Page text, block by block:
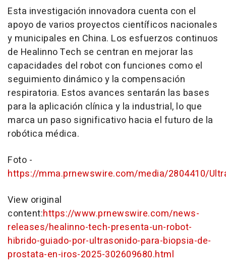
Esta investigación innovadora cuenta con el
apoyo de varios proyectos científicos nacionales
y municipales en China. Los esfuerzos continuos
de Healinno Tech se centran en mejorar las
capacidades del robot con funciones como el
seguimiento dinámico y la compensación
respiratoria. Estos avances sentarán las bases
para la aplicación clínica y la industrial, lo que
marca un paso significativo hacia el futuro de la
robótica médica.
Foto -
https://mma.prnewswire.com/media/2804410/
View original
content:https://www.prnewswire.com/news-
releases/healinno-tech-presenta-un-robot-
hibrido-guiado-por-ultrasonido-para-biopsia-de-
prostata-en-iros-2025-302609680.html